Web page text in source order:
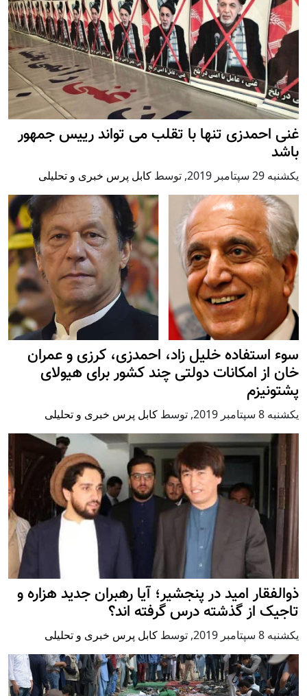
غنی احمدزی تنها با تقلب می تواند رییس جمهور
باشد
يكشنبه 29 سپتامبر 2019 , توسط کابل پرس خبری و تحلیلی
سوء استفاده خلیل زاد، احمدزی، کرزی و عمران
خان از امکانات دولتی چند کشور برای هیولای
پشتونیزم
يكشنبه 8 سپتامبر 2019 , توسط کابل پرس خبری و تحلیلی
ذوالفقار امید در پنجشیر؛ آیا رهبران جدید هزاره و
تاجیک از گذشته درس گرفته اند؟
يكشنبه 8 سپتامبر 2019 , توسط کابل پرس خبری و تحلیلی